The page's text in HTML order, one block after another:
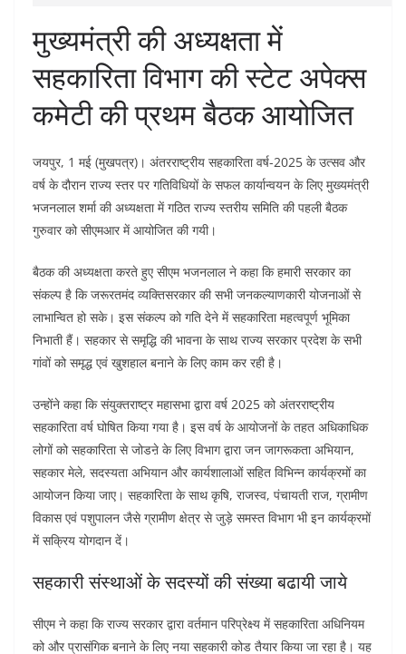
मुख्यमंत्री की अध्यक्षता में
सहकारिता विभाग की स्टेट अपेक्स
कमेटी की प्रथम बैठक आयोजित
जयपुर, 1 मई (मुखपत्र)। अंतरराष्ट्रीय सहकारिता वर्ष-2025 के उत्सव और
वर्ष के दौरान राज्य स्तर पर गतिविधियों के सफल कार्यान्वयन के लिए मुख्यमंत्री
भजनलाल शर्मा की अध्यक्षता में गठित राज्य स्तरीय समिति की पहली बैठक
गुरुवार को सीएमआर में आयोजित की गयी।
बैठक की अध्यक्षता करते हुए सीएम भजनलाल ने कहा कि हमारी सरकार का
संकल्प है कि जरूरतमंद व्यक्तिसरकार की सभी जनकल्याणकारी योजनाओं से
लाभान्वित हो सके। इस संकल्प को गति देने में सहकारिता महत्वपूर्ण भूमिका
निभाती हैं। सहकार से समृद्धि की भावना के साथ राज्य सरकार प्रदेश के सभी
गांवों को समृद्ध एवं खुशहाल बनाने के लिए काम कर रही है।
उन्होंने कहा कि संयुक्तराष्ट्र महासभा द्वारा वर्ष 2025 को अंतरराष्ट्रीय
सहकारिता वर्ष घोषित किया गया है। इस वर्ष के आयोजनों के तहत अधिकाधिक
लोगों को सहकारिता से जोडऩे के लिए विभाग द्वारा जन जागरूकता अभियान,
सहकार मेले, सदस्यता अभियान और कार्यशालाओं सहित विभिन्न कार्यक्रमों का
आयोजन किया जाए। सहकारिता के साथ कृषि, राजस्व, पंचायती राज, ग्रामीण
विकास एवं पशुपालन जैसे ग्रामीण क्षेत्र से जुड़े समस्त विभाग भी इन कार्यक्रमों
में सक्रिय योगदान दें।
सहकारी संस्थाओं के सदस्यों की संख्या बढायी जाये
सीएम ने कहा कि राज्य सरकार द्वारा वर्तमान परिप्रेक्ष्य में सहकारिता अधिनियम
को और प्रासंगिक बनाने के लिए नया सहकारी कोड तैयार किया जा रहा है। यह